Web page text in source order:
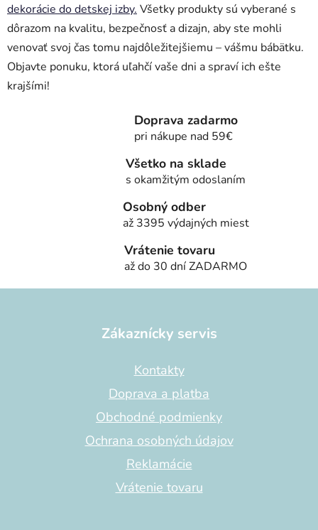
dekorácie do detskej izby. Všetky produkty sú vyberané s
dôrazom na kvalitu, bezpečnosť a dizajn, aby ste mohli
venovať svoj čas tomu najdôležitejšiemu – vášmu bábätku.
Objavte ponuku, ktorá uľahčí vaše dni a spraví ich ešte
krajšími!
Doprava zadarmo
pri nákupe nad 59€
Všetko na sklade
s okamžitým odoslaním
Osobný odber
až 3395 výdajných miest
Vrátenie tovaru
až do 30 dní ZADARMO
Zákaznícky servis
Kontakty
Doprava a platba
Obchodné podmienky
Ochrana osobných údajov
Reklamácie
Vrátenie tovaru